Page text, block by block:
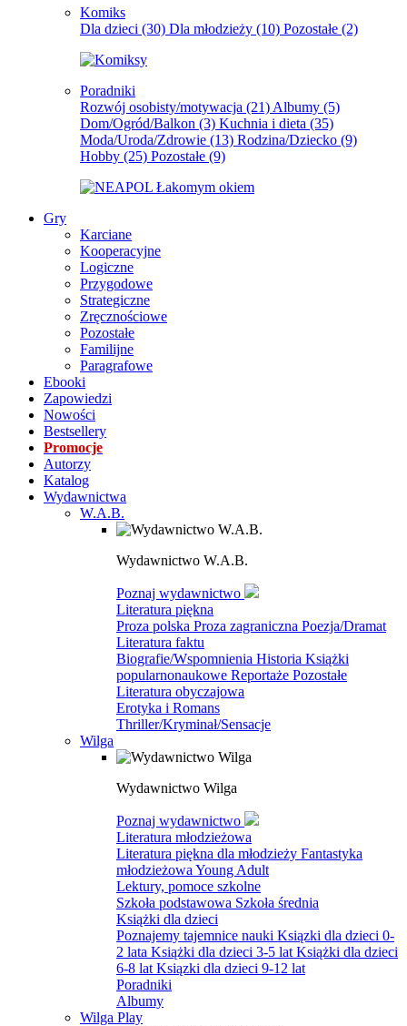
Komiks
Dla dzieci (30) Dla młodzieży (10) Pozostałe (2)
Poradniki
Rozwój osobisty/motywacja (21) Albumy (5)
Dom/Ogród/Balkon (3) Kuchnia i dieta (35)
Moda/Uroda/Zdrowie (13) Rodzina/Dziecko (9)
Hobby (25) Pozostałe (9)
Gry
Karciane
Kooperacyjne
Logiczne
Przygodowe
Strategiczne
Zręcznościowe
Pozostałe
Familijne
Paragrafowe
Ebooki
Zapowiedzi
Nowości
Bestsellery
Promocje
Autorzy
Katalog
Wydawnictwa
W.A.B.
Wydawnictwo W.A.B.
Poznaj wydawnictwo
Literatura piękna
Proza polska Proza zagraniczna Poezja/Dramat
Literatura faktu
Biografie/Wspomnienia Historia Książki
popularnonaukowe Reportaże Pozostałe
Literatura obyczajowa
Erotyka i Romans
Thriller/Kryminał/Sensacje
Wilga
Wydawnictwo Wilga
Poznaj wydawnictwo
Literatura młodzieżowa
Literatura piękna dla młodzieży Fantastyka
młodzieżowa Young Adult
Lektury, pomoce szkolne
Szkoła podstawowa Szkoła średnia
Książki dla dzieci
Poznajemy tajemnice nauki Ksiązki dla dzieci 0-
2 lata Książki dla dzieci 3-5 lat Książki dla dzieci
6-8 lat Ksiązki dla dzieci 9-12 lat
Poradniki
Albumy
Wilga Play